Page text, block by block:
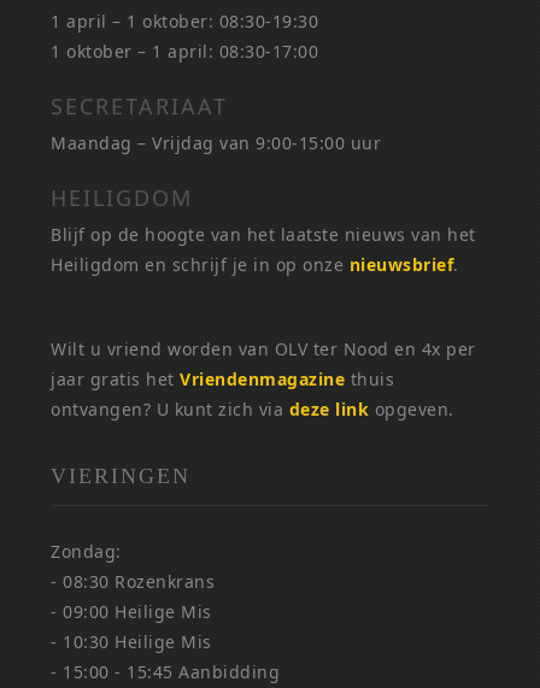
1 april – 1 oktober: 08:30-19:30
1 oktober – 1 april: 08:30-17:00
SECRETARIAAT
Maandag – Vrijdag van 9:00-15:00 uur
HEILIGDOM
Blijf op de hoogte van het laatste nieuws van het
Heiligdom en schrijf je in op onze nieuwsbrief.
Wilt u vriend worden van OLV ter Nood en 4x per
jaar gratis hetVriendenmagazine thuis
ontvangen? U kunt zich via deze link opgeven.
VIERINGEN
Zondag:
- 08:30 Rozenkrans
- 09:00 Heilige Mis
- 10:30 Heilige Mis
- 15:00 - 15:45 Aanbidding